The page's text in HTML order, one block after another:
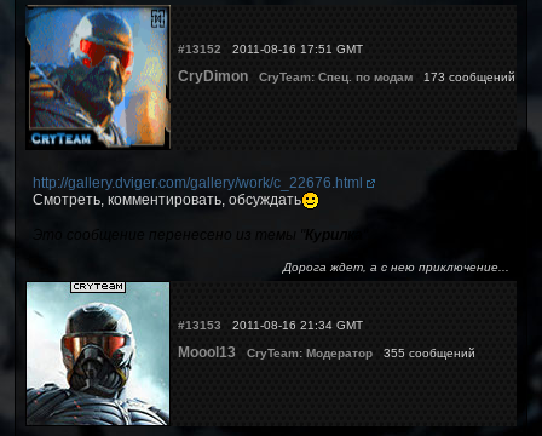
#13152 2011-08-16 17:51 GMT
CryDimon CryTeam: Спец. по модам 173 сообщений
http://gallery.dviger.com/gallery/work/c_22676.html
Смотреть, комментировать, обсуждать
Это сообщение перенесено из темы " Курилка
Дорога ждет, а с нею приключение...
#13153 2011-08-16 21:34 GMT
Moool13 CryTeam: Модератор 355 сообщений